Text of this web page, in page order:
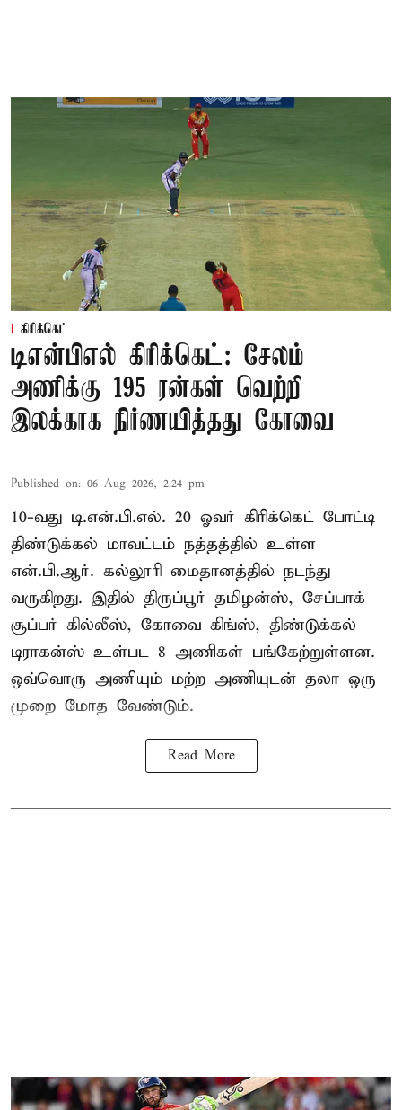
கிரிக்கெட்
டிஎன்பிஎல் கிரிக்கெட்: சேலம்
அணிக்கு 195 ரன்கள் வெற்றி
இலக்காக நிர்ணயித்தது கோவை
Published on: 06 Aug 2026, 2:24 pm
10-வது டி.என்.பி.எல். 20 ஓவர் கிரிக்கெட் போட்டி
திண்டுக்கல் மாவட்டம் நத்தத்தில் உள்ள
என்.பி.ஆர். கல்லூரி மைதானத்தில் நடந்து
வருகிறது. இதில் திருப்பூர் தமிழன்ஸ், சேப்பாக்
சூப்பர் கில்லீஸ், கோவை கிங்ஸ், திண்டுக்கல்
டிராகன்ஸ் உள்பட 8 அணிகள் பங்கேற்றுள்ளன.
ஒவ்வொரு அணியும் மற்ற அணியுடன் தலா ஒரு
முறை மோத வேண்டும்.
Read More